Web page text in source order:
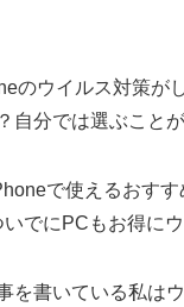
のウイルス対策が
自分では選ぶこと
で使えるおす
いでにPCもお得に
を書いている私は